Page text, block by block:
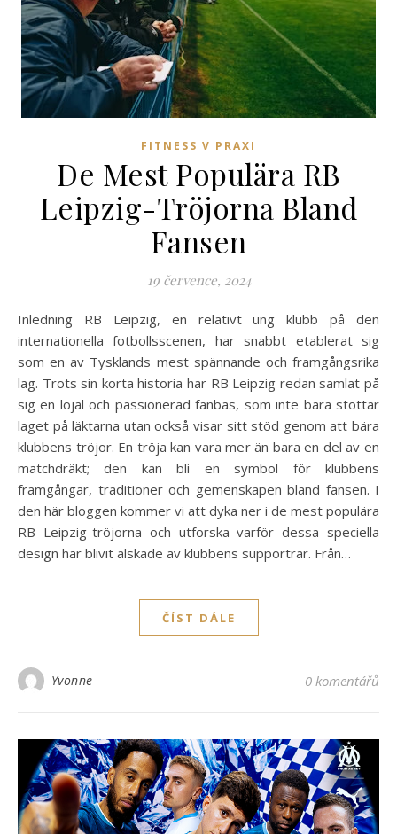
FITNESS V PRAXI
De Mest Populära RB
Leipzig-Tröjorna Bland
Fansen
19 července, 2024
Inledning RB Leipzig, en relativt ung klubb på den
internationella fotbollsscenen, har snabbt etablerat sig
som en av Tysklands mest spännande och framgångsrika
lag. Trots sin korta historia har RB Leipzig redan samlat på
sig en lojal och passionerad fanbas, som inte bara stöttar
laget på läktarna utan också visar sitt stöd genom att bära
klubbens tröjor. En tröja kan vara mer än bara en del av en
matchdräkt; den kan bli en symbol för klubbens
framgångar, traditioner och gemenskapen bland fansen. I
den här bloggen kommer vi att dyka ner i de mest populära
RB Leipzig-tröjorna och utforska varför dessa speciella
design har blivit älskade av klubbens supportrar. Från…
ČÍST DÁLE
Yvonne 0 komentářů